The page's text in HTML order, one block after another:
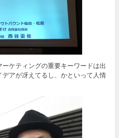
ケティングの重要キーワードは出
アが冴えてるし、かといって人情